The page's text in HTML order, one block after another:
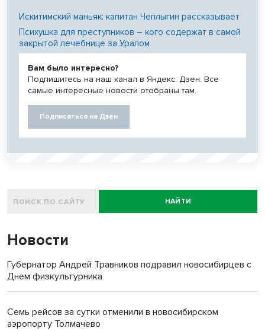
Искитимский маньяк: капитан Чеплыгин рассказывает
Психушка для преступников – кого содержат в самой
закрытой лечебнице за Уралом
Вам было интересно?
Подпишитесь на наш канал в Яндекс. Дзен. Все
самые интересные новости отобраны там.
Подписаться на Дзен
НАЙТИ
Новости
Губернатор Андрей Травников подравил новосибирцев с
Днем физкультурника
Семь рейсов за сутки отменили в новосибирском
аэропорту Толмачево